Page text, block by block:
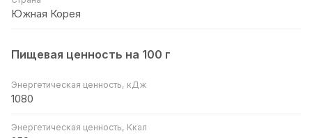
Южная Корея
Пищевая ценность на 100 г
Энергетическая ценность, кДж
1080
Энергетическая ценность, Ккал